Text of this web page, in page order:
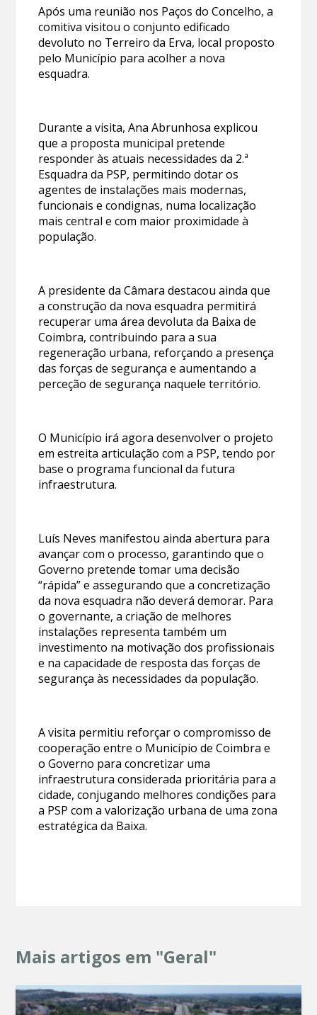
Após uma reunião nos Paços do Concelho, a
comitiva visitou o conjunto edificado
devoluto no Terreiro da Erva, local proposto
pelo Município para acolher a nova
esquadra.
Durante a visita, Ana Abrunhosa explicou
que a proposta municipal pretende
responder às atuais necessidades da 2.ª
Esquadra da PSP, permitindo dotar os
agentes de instalações mais modernas,
funcionais e condignas, numa localização
mais central e com maior proximidade à
população.
A presidente da Câmara destacou ainda que
a construção da nova esquadra permitirá
recuperar uma área devoluta da Baixa de
Coimbra, contribuindo para a sua
regeneração urbana, reforçando a presença
das forças de segurança e aumentando a
perceção de segurança naquele território.
O Município irá agora desenvolver o projeto
em estreita articulação com a PSP, tendo por
base o programa funcional da futura
infraestrutura.
Luís Neves manifestou ainda abertura para
avançar com o processo, garantindo que o
Governo pretende tomar uma decisão
“rápida” e assegurando que a concretização
da nova esquadra não deverá demorar. Para
o governante, a criação de melhores
instalações representa também um
investimento na motivação dos profissionais
e na capacidade de resposta das forças de
segurança às necessidades da população.
A visita permitiu reforçar o compromisso de
cooperação entre o Município de Coimbra e
o Governo para concretizar uma
infraestrutura considerada prioritária para a
cidade, conjugando melhores condições para
a PSP com a valorização urbana de uma zona
estratégica da Baixa.
Mais artigos em "Geral"